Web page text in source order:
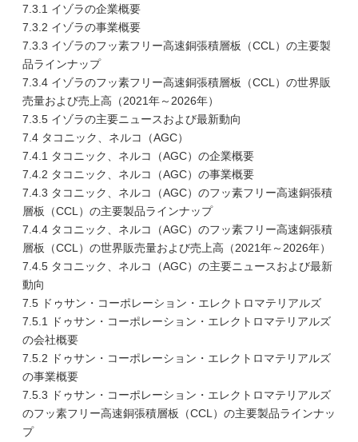
7.3.1 イゾラの企業概要
7.3.2 イゾラの事業概要
7.3.3 イゾラのフッ素フリー高速銅張積層板（CCL）の主要製
品ラインナップ
7.3.4 イゾラのフッ素フリー高速銅張積層板（CCL）の世界販
売量および売上高（2021年～2026年）
7.3.5 イゾラの主要ニュースおよび最新動向
7.4 タコニック、ネルコ（AGC）
7.4.1 タコニック、ネルコ（AGC）の企業概要
7.4.2 タコニック、ネルコ（AGC）の事業概要
7.4.3 タコニック、ネルコ（AGC）のフッ素フリー高速銅張積
層板（CCL）の主要製品ラインナップ
7.4.4 タコニック、ネルコ（AGC）のフッ素フリー高速銅張積
層板（CCL）の世界販売量および売上高（2021年～2026年）
7.4.5 タコニック、ネルコ（AGC）の主要ニュースおよび最新
動向
7.5 ドゥサン・コーポレーション・エレクトロマテリアルズ
7.5.1 ドゥサン・コーポレーション・エレクトロマテリアルズ
の会社概要
7.5.2 ドゥサン・コーポレーション・エレクトロマテリアルズ
の事業概要
7.5.3 ドゥサン・コーポレーション・エレクトロマテリアルズ
のフッ素フリー高速銅張積層板（CCL）の主要製品ラインナッ
プ